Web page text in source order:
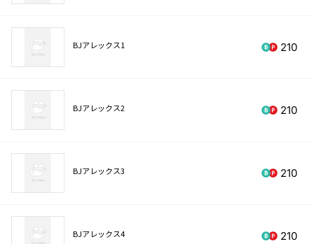
BJアレックス1 210
BJアレックス2 210
BJアレックス3 210
BJアレックス4 210